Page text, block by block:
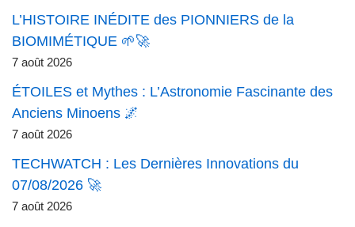
L’HISTOIRE INÉDITE des PIONNIERS de la
BIOMIMÉTIQUE 🌱🚀
7 août 2026
ÉTOILES et Mythes : L’Astronomie Fascinante des
Anciens Minoens 🌌
7 août 2026
TECHWATCH : Les Dernières Innovations du
07/08/2026 🚀
7 août 2026